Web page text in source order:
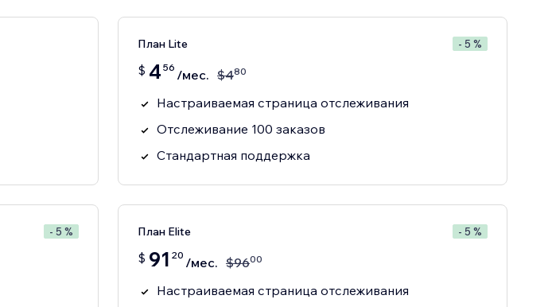
План Lite - 5 %
$ 4 56 /мес. $480
Настраиваемая страница отслеживания
Отслеживание 100 заказов
Стандартная поддержка
- 5 % План Elite - 5 %
$ 91 20 /мес. $9600
Настраиваемая страница отслеживания